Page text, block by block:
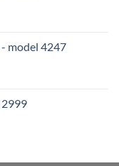
model 4247
2999